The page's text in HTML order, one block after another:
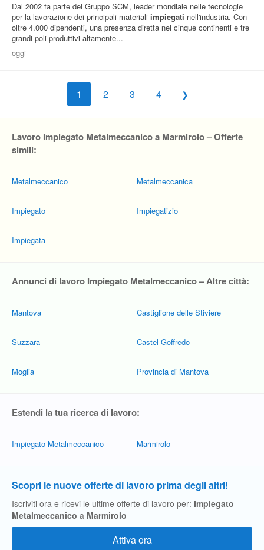
Dal 2002 fa parte del Gruppo SCM, leader mondiale nelle tecnologie
per la lavorazione dei principali materiali impiegati nell'industria. Con
oltre 4.000 dipendenti, una presenza diretta nei cinque continenti e tre
grandi poli produttivi altamente...
oggi
1 2 3 4
Lavoro Impiegato Metalmeccanico a Marmirolo – Offerte
simili:
Metalmeccanico
Impiegato
Impiegata
Metalmeccanica
Impiegatizio
Annunci di lavoro Impiegato Metalmeccanico – Altre città:
Mantova
Suzzara
Moglia
Castiglione delle Stiviere
Castel Goffredo
Provincia di Mantova
Estendi la tua ricerca di lavoro:
Impiegato Metalmeccanico Marmirolo
Scopri le nuove offerte di lavoro prima degli altri!
Iscriviti ora e ricevi le ultime offerte di lavoro per: Impiegato
Metalmeccanico a Marmirolo